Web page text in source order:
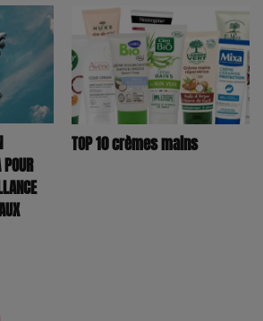
TOP 10 crèmes mains